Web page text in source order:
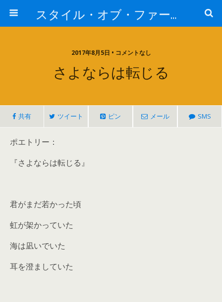
スタイル・オブ・ファー・イースト
2017年8月5日 • コメントなし
さよならは転じる
共有 ツイート ピン メール SMS
ポエトリー：
『さよならは転じる』
君がまだ若かった頃
虹が架かっていた
海は凪いでいた
耳を澄ましていた